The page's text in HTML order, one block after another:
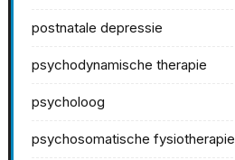
postnatale depressie
psychodynamische therapie
psycholoog
psychosomatische fysiotherapie